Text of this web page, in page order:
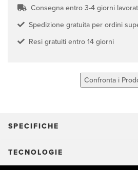
Consegna entro 3-4 giorni
Spedizione gratuita per ordini
Resi gratuiti entro 14 giorni
Confronta i
SPECIFICHE
TECNOLOGIE